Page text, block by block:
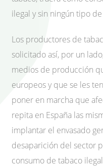
ilegal y sin ningún tipo
Los productores de
solicitado así, por un
medios de producción
europeos y que se les
poner en marcha que
repita en España las
implantar el envasado
desaparición del sector
consumo de tabaco